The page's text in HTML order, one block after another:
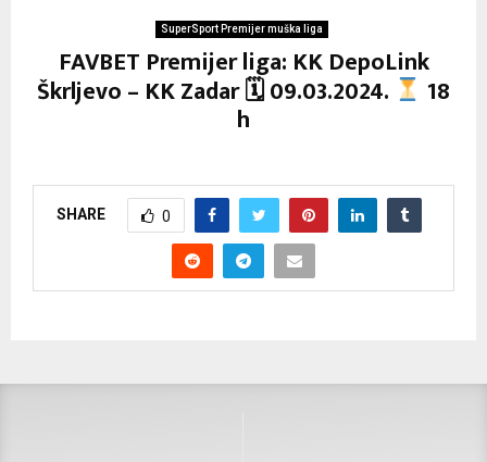
SuperSport Premijer muška liga
FAVBET Premijer liga: KK DepoLink
Škrljevo – KK Zadar 🗓 09.03.2024. 18
h
SHARE 0